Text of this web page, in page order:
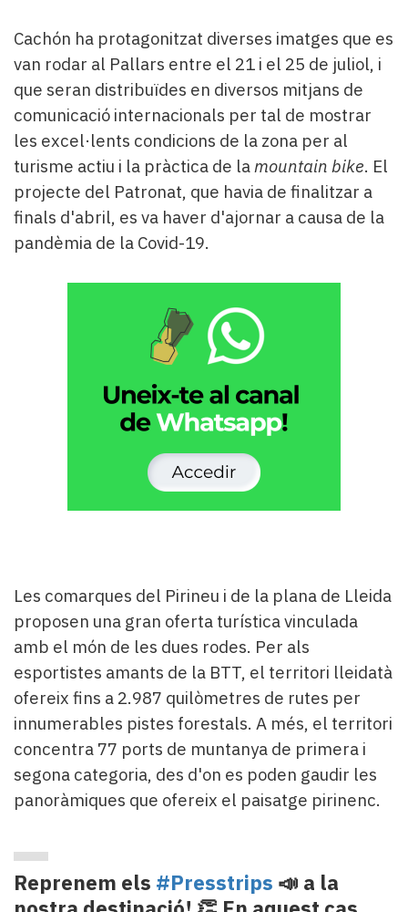
Cachón ha protagonitzat diverses imatges que es
van rodar al Pallars entre el 21 i el 25 de juliol, i
que seran distribuïdes en diversos mitjans de
comunicació internacionals per tal de mostrar
les excel·lents condicions de la zona per al
turisme actiu i la pràctica de lamountain bike. El
projecte del Patronat, que havia de finalitzar a
finals d'abril, es va haver d'ajornar a causa de la
pandèmia de la Covid-19.
Les comarques del Pirineu i de la plana de Lleida
proposen una gran oferta turística vinculada
amb el món de les dues rodes. Per als
esportistes amants de la BTT, el territori lleidatà
ofereix fins a 2.987 quilòmetres de rutes per
innumerables pistes forestals. A més, el territori
concentra 77 ports de muntanya de primera i
segona categoria, des d'on es poden gaudir les
panoràmiques que ofereix el paisatge pirinenc.
Reprenem els #Presstrips 📣 a la